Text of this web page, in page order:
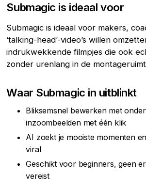
Submagic is ideaal voor
Submagic is ideaal voor makers,
‘talking-head’-video’s willen
indrukwekkende filmpjes die ook
zonder urenlang in de
Waar Submagic in uitblinkt
Bliksemsnel bewerken met
inzoombeelden met één klik
AI zoekt je mooiste momenten
viral
Geschikt voor beginners, geen
vereist